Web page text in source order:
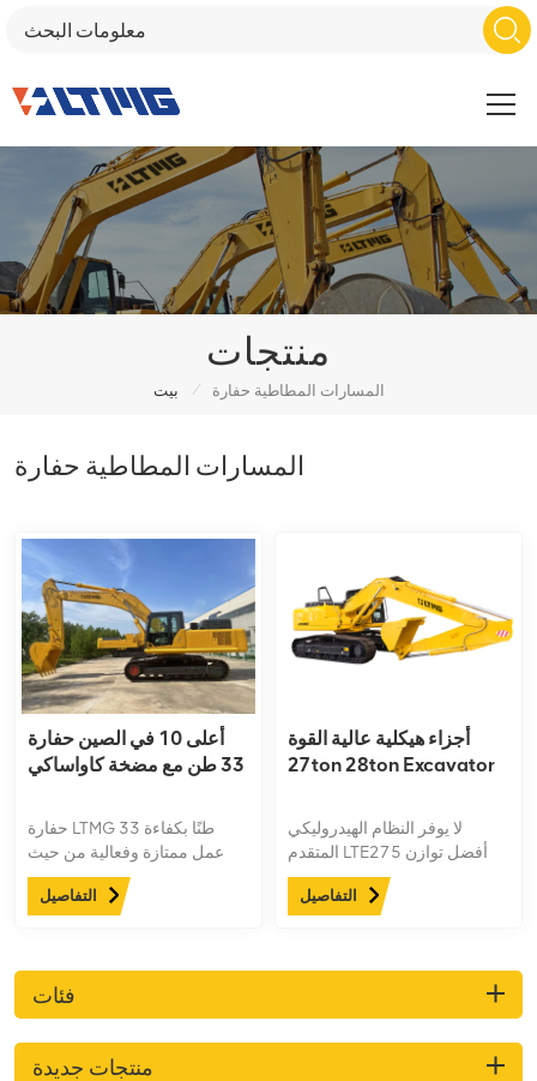
منتجات
بيت / المسارات المطاطية حفارة
المسارات المطاطية حفارة
أعلى 10 في الصين حفارة
33 طن مع مضخة كاواساكي
حفارة LTMG 33 طنًا بكفاءة
عمل ممتازة وفعالية من حيث
التكلفة
التفاصيل
أجزاء هيكلية عالية القوة
27ton 28ton Excavator
لا يوفر النظام الهيدروليكي
المتقدم LTE275 أفضل توازن
بين القوة والكفاءة فحسب ، بل
يمنحك أيضًا عناصر التحكم التي
التفاصيل
فئات
منتجات جديدة